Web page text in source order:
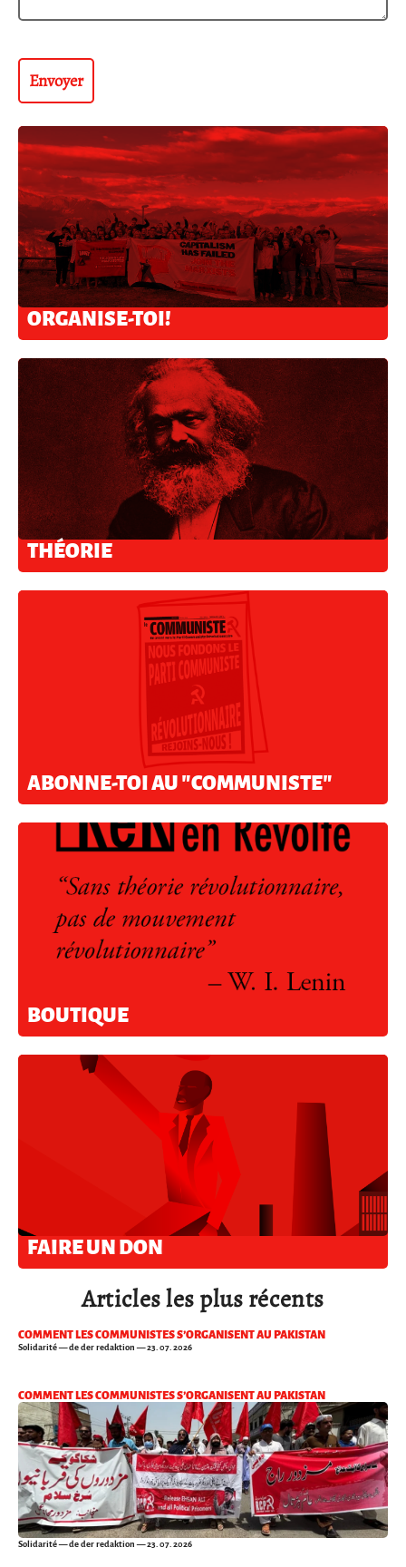
ORGANISE-TOI!
THÉORIE
ABONNE-TOI AU "COMMUNISTE"
BOUTIQUE
FAIRE UN DON
Articles les plus récents
COMMENT LES COMMUNISTES S’ORGANISENT AU PAKISTAN
Solidarité— de der redaktion — 23. 07. 2026
COMMENT LES COMMUNISTES S’ORGANISENT AU PAKISTAN
Solidarité— de der redaktion — 23. 07. 2026